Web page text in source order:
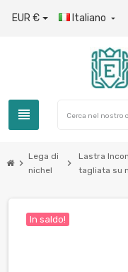
EUR € Italiano 
view_headline
chevron_right
Lega di
nichel
chevron_right
Lastra
tagliata su
In saldo!